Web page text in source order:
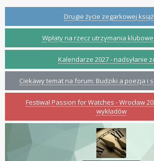
Drugie życie zegarkowej
Wpłaty na rzecz utrzymania
Kalendarze 2027 - nadsyłanie
Ciekawy temat na forum: Budziki a poezja i
Festiwal Passion for Watches - Wrocław
wykładów